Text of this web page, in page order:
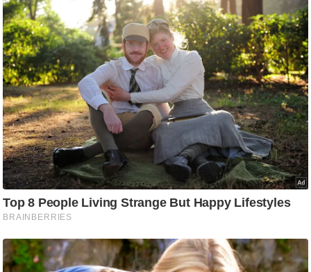
वु
ड
हॉ
ली
वु
ड
फि
ल्म
स
मी
क्षा
r
e